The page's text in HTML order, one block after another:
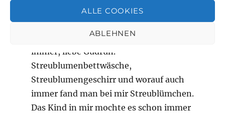
ALLE COOKIES
ABLEHNEN
Mai 31, 2023 um 9:46 p.m. Uhr
… also Streublümchen liebe ich schon
immer, liebe Gudrun.
Streublumenbettwäsche,
Streublumengeschirr und worauf auch
immer fand man bei mir Streublümchen.
Das Kind in mir mochte es schon immer